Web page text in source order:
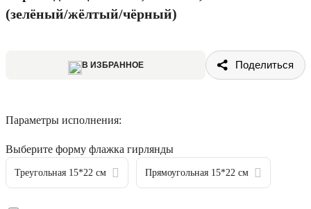
(зелёный/жёлтый/чёрный)
В ИЗБРАННОЕ Поделиться
Параметры исполнения:
Выберите форму флажка гирлянды
Треугольная 15*22 см Прямоугольная 15*22 см